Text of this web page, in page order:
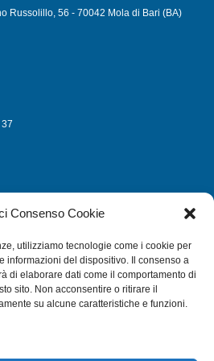
Consenso Cookie
utilizziamo tecnologie come i cookie per
informazioni del dispositivo. Il consenso a
di elaborare dati come il comportamento di
sito. Non acconsentire o ritirare il
su alcune caratteristiche e funzioni.
Russolillo, 56 - 70042 Mola di Bari (BA)